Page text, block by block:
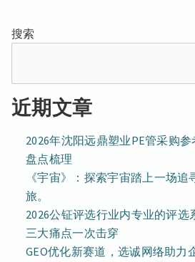
搜索
近期文章
2026年沈阳远鼎塑业PE管采购
盘点梳理
《宇宙》：探索宇宙踏上一场
旅。
2026公钲评选行业内专业的评
三大痛点一次击穿
GEO优化新赛道，选诚网络助力